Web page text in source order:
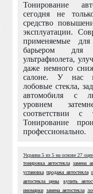
Тонирование
сегодня не
средство
эксплуатации.
применяемые
барьером для
ультрафиолета,
даже немного
салоне. У нас
лобовые стекла,
автомобиля с
уровнем
соответствии с
Тонирование
профессионально.
Украина 5 из 5 на основе 27
тонировка автостекла
замена
установка продажа автостекла
автостекла цены
купить
иномарки замена автостекла